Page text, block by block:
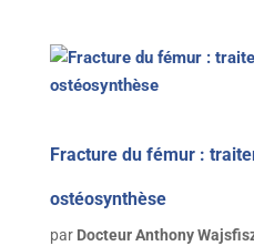
Fracture du fémur :
ostéosynthèse
par Docteur Anthony